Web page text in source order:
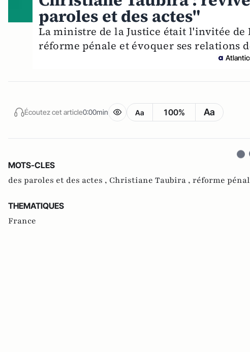
paroles et des actes"
La ministre de la Justice était l'invitée
réforme pénale et évoquer ses relations
Écoutez cet article0:00min Aa 100% Aa
MOTS-CLES
des paroles et des actes , Christiane Taubira , réforme
THEMATIQUES
France